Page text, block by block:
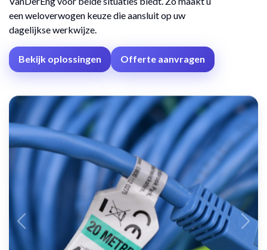
een weloverwogen keuze die aansluit op uw
dagelijkse werkwijze.
Bekijk oplossingen Offerte aanvragen